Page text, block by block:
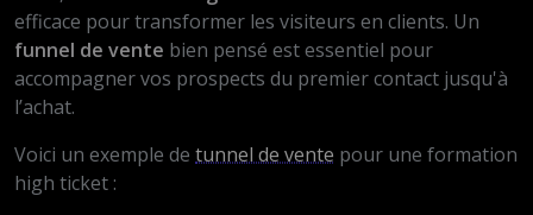
efficace pour transformer les visiteurs en clients. Un
funnel de vente bien pensé est essentiel pour
accompagner vos prospects du premier contact jusqu'à
l’achat.
Voici un exemple de tunnel de vente pour une formation
high ticket :